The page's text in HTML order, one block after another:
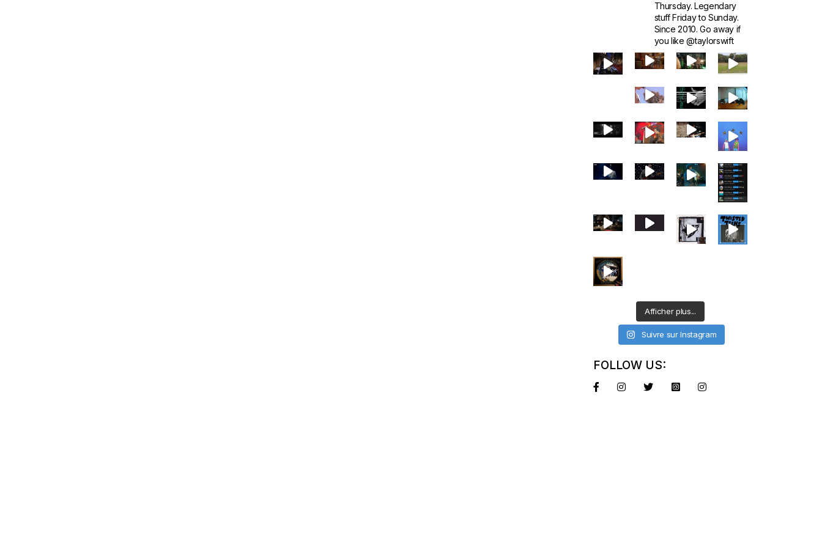
Thursday. Legendary
stuff Friday to Sunday.
Since 2010. Go away if
you like @taylorswift
Afficher plus...
Suivre sur Instagram
FOLLOW US: